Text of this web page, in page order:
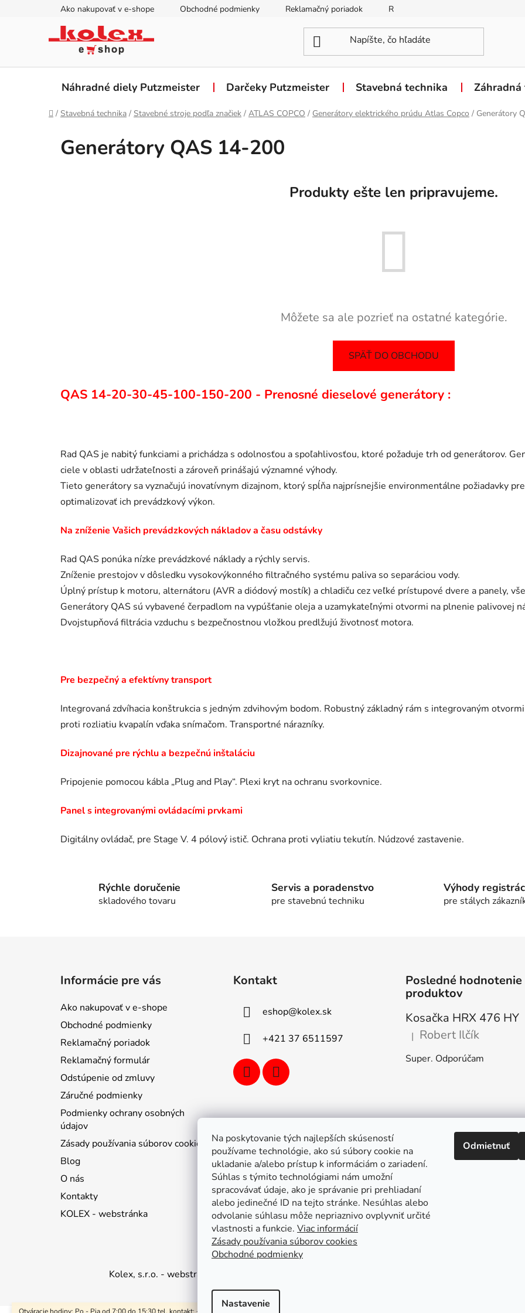
Na poskytovanie tých najlepších skúseností
používame technológie, ako sú súbory cookie na
ukladanie a/alebo prístup k informáciám o zariadení.
Súhlas s týmito technológiami nám umožní
spracovávať údaje, ako je správanie pri prehliadaní
alebo jedinečné ID na tejto stránke. Nesúhlas alebo
odvolanie súhlasu môže nepriaznivo ovplyvniť určité
vlastnosti a funkcie. Viac informácií
Zásady používania súborov cookies
Obchodné podmienky
Nastavenie
Odmietnuť
Ako nakupovať v e-shope Obchodné podmienky Reklamačný poriadok Reklamačný formulár
Náhradné diely Putzmeister Darčeky Putzmeister Stavebná technika
Domov
/ Stavebná technika / Stavebné stroje podľa značiek / ATLAS COPCO / Generátory elektrického prúdu Atlas Copco / Generátory
Generátory QAS 14-200
Produkty ešte len pripravujeme.
Môžete sa ale pozrieť na ostatné kategórie.
SPÄŤ DO OBCHODU
QAS 14-20-30-45-100-150-200 - Prenosné dieselové generátory :
Rad QAS je nabitý funkciami a prichádza s odolnosťou a spoľahlivosťou, ktoré požaduje trh od generátorov.
ciele v oblasti udržateľnosti a zároveň prinášajú významné výhody.
Tieto generátory sa vyznačujú inovatívnym dizajnom, ktorý spĺňa najprísnejšie environmentálne požiadavky
optimalizovať ich prevádzkový výkon.
Na zníženie Vašich prevádzkových nákladov a času odstávky
Rad QAS ponúka nízke prevádzkové náklady a rýchly servis.
Zníženie prestojov v dôsledku vysokovýkonného filtračného systému paliva so separáciou vody.
Úplný prístup k motoru, alternátoru (AVR a diódový mostík) a chladiču cez veľké prístupové dvere a panely,
Generátory QAS sú vybavené čerpadlom na vypúšťanie oleja a uzamykateľnými otvormi na plnenie palivovej
Dvojstupňová filtrácia vzduchu s bezpečnostnou vložkou predlžujú životnosť motora.
Pre bezpečný a efektívny transport
Integrovaná zdvíhacia konštrukcia s jedným zdvihovým bodom. Robustný základný rám s integrovaným
proti rozliatiu kvapalín vďaka snímačom. Transportné nárazníky.
Dizajnované pre rýchlu a bezpečnú inštaláciu
Pripojenie pomocou kábla „Plug and Play“. Plexi kryt na ochranu svorkovnice.
Panel s integrovanými ovládacími prvkami
Digitálny ovládač, pre Stage V. 4 pólový istič. Ochrana proti vyliatiu tekutín. Núdzové zastavenie.
Rýchle doručenie
skladového tovaru
Servis a poradenstvo
pre stavebnú techniku
Výhody
pre stálych
Informácie pre vás
Ako nakupovať v e-shope
Obchodné podmienky
Reklamačný poriadok
Reklamačný formulár
Odstúpenie od zmluvy
Záručné podmienky
Podmienky ochrany osobných
údajov
Zásady používania súborov cookie
Blog
O nás
Kontakty
KOLEX - webstránka
Kontakt
eshop@kolex.sk
+421 37 6511597
Posledné hodnotenie
produktov
Kosačka HRX 476 HY
Hodnotenie produktu je 5 z
| Robert Ilčík
Super. Odporúčam
Kolex, s.r.o. - webstránka